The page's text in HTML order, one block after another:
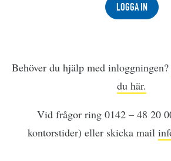
LOGGA IN
Behöver du hjälp med inloggningen?
du här.
Vid frågor ring 0142 – 48 20
kontorstider) eller skicka mail